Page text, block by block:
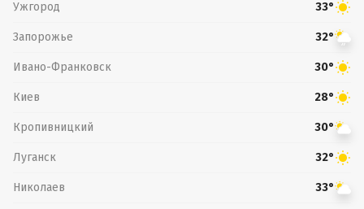
Ужгород 33°
Запорожье 32°
Ивано-Франковск 30°
Киев 28°
Кропивницкий 30°
Луганск 32°
Николаев 33°